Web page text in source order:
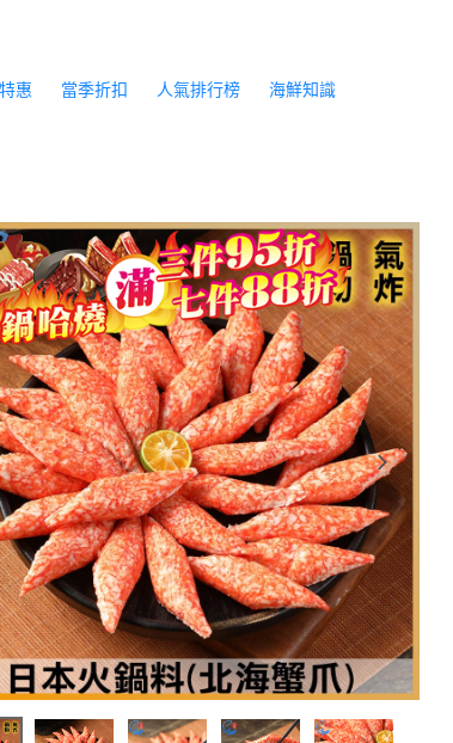
惠 當季折扣 人氣排行榜 海鮮知識